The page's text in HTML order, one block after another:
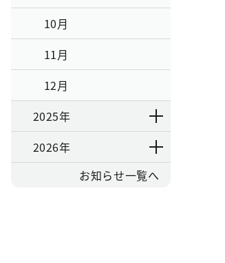
10月
11月
12月
2025年
2026年
お知らせ一覧へ